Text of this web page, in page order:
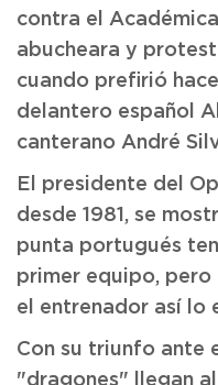
contra el
abucheara y
cuando prefirió
delantero español
canterano André
El presidente del
desde 1981, se
punta portugués
primer equipo,
el entrenador así lo
Con su triunfo ante
"dragones" llegan